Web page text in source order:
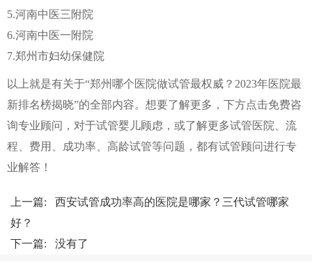
5.河南中医三附院
6.河南中医一附院
7.郑州市妇幼保健院
以上就是有关于“郑州哪个医院做试管最权威？2023年医院最
新排名榜揭晓”的全部内容。想要了解更多，下方点击免费咨
询专业顾问，对于试管婴儿顾虑，或了解更多试管医院、流
程、费用、成功率、高龄试管等问题，都有试管顾问进行专
业解答！
上一篇: 西安试管成功率高的医院是哪家？三代试管哪家
好？
下一篇: 没有了